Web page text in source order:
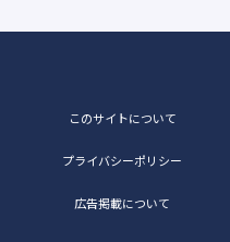
このサイトについて
プライバシーポリシー
広告掲載について